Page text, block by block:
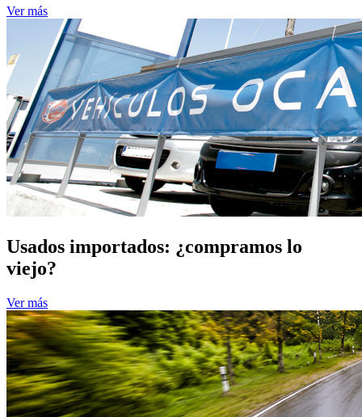
Ver más
Usados importados: ¿compramos lo
viejo?
Ver más